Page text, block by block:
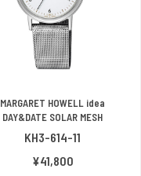
MARGARET HOWELL idea
DAY&DATE SOLAR MESH
KH3-614-11
¥41,800